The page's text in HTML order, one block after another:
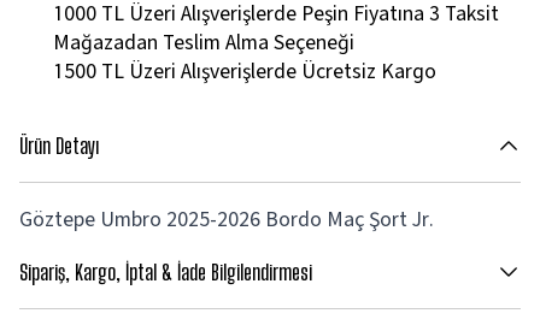
1000 TL Üzeri Alışverişlerde Peşin Fiyatına 3 Taksit
Mağazadan Teslim Alma Seçeneği
1500 TL Üzeri Alışverişlerde Ücretsiz Kargo
Ürün Detayı
Göztepe Umbro 2025-2026 Bordo Maç Şort Jr.
Sipariş, Kargo, İptal & İade Bilgilendirmesi